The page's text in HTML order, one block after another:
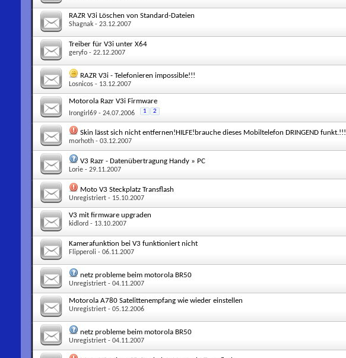
RAZR V3i Löschen von Standard-Dateien
Shagnak - 23.12.2007
Treiber für V3i unter X64
geryfo - 22.12.2007
RAZR V3i - Telefonieren impossible!!!
Losnicos - 13.12.2007
Motorola Razr V3i Firmware
Irongirl69 - 24.07.2006 1 2
Skin lässt sich nicht entfernen!HILFE!brauche dieses Mobiltelefon DRINGEND funkt.!!!
morhoth - 03.12.2007
V3 Razr - Datenübertragung Handy » PC
Lorie - 29.11.2007
Moto V3 Steckplatz Transflash
Unregistriert - 15.10.2007
V3 mit firmware upgraden
kidlord - 13.10.2007
Kamerafunktion bei V3 funktioniert nicht
Flipperoli - 06.11.2007
netz probleme beim motorola BR50
Unregistriert - 04.11.2007
Motorola A780 Satelittenempfang wie wieder einstellen
Unregistriert - 05.12.2006
netz probleme beim motorola BR50
Unregistriert - 04.11.2007